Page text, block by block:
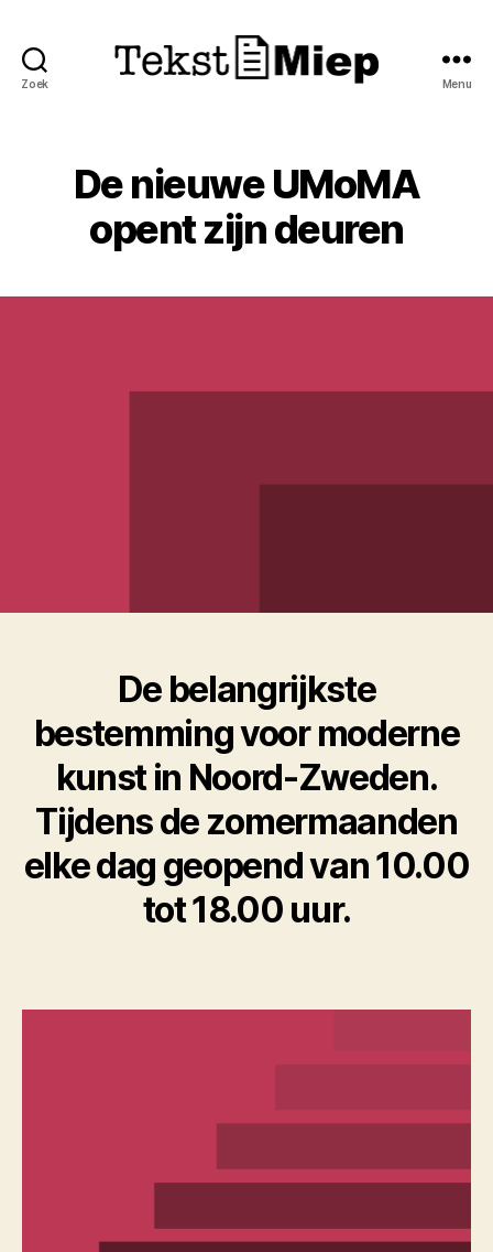
Zoek Menu
De nieuwe UMoMA
opent zijn deuren
De belangrijkste
bestemming voor moderne
kunst in Noord-Zweden.
Tijdens de zomermaanden
elke dag geopend van 10.00
tot 18.00 uur.